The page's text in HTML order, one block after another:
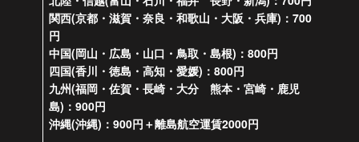
関西(京都・滋賀・奈良・和歌山・大阪・兵庫)：700
円
中国(岡山・広島・山口・鳥取・島根)：800円
四国(香川・徳島・高知・愛媛)：800円
九州(福岡・佐賀・長崎・大分 熊本・宮崎・鹿児
島)：900円
沖縄(沖縄)：900円＋離島航空運賃2000円